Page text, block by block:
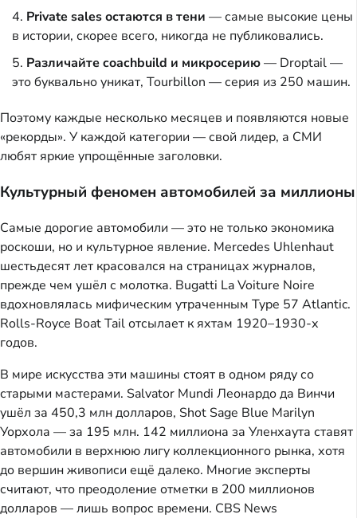
Private sales остаются в тени — самые высокие цены
в истории, скорее всего, никогда не публиковались.
Различайте coachbuild и микросерию— Droptail —
это буквально уникат, Tourbillon — серия из 250 машин.
Поэтому каждые несколько месяцев и появляются новые
«рекорды». У каждой категории — свой лидер, а СМИ
любят яркие упрощённые заголовки.
Культурный феномен автомобилей за миллионы
Самые дорогие автомобили — это не только экономика
роскоши, но и культурное явление. Mercedes Uhlenhaut
шестьдесят лет красовался на страницах журналов,
прежде чем ушёл с молотка. Bugatti La Voiture Noire
вдохновлялась мифическим утраченным Type 57 Atlantic.
Rolls-Royce Boat Tail отсылает к яхтам 1920–1930-х
годов.
В мире искусства эти машины стоят в одном ряду со
старыми мастерами. Salvator Mundi Леонардо да Винчи
ушёл за 450,3 млн долларов, Shot Sage Blue Marilyn
Уорхола — за 195 млн. 142 миллиона за Уленхаута ставят
автомобили в верхнюю лигу коллекционного рынка, хотя
до вершин живописи ещё далеко. Многие эксперты
считают, что преодоление отметки в 200 миллионов
долларов — лишь вопрос времени. CBS News